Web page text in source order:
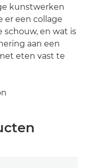
kunstwerken
er een collage
schouw, en wat is
aan een
eten vast te